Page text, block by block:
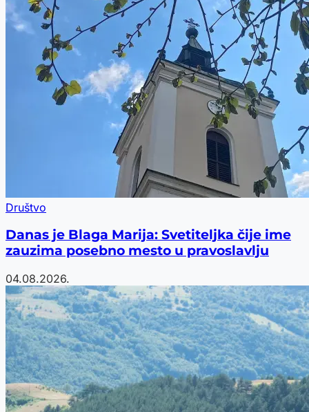
Društvo
Danas je Blaga Marija: Svetiteljka čije ime
zauzima posebno mesto u pravoslavlju
04.08.2026.